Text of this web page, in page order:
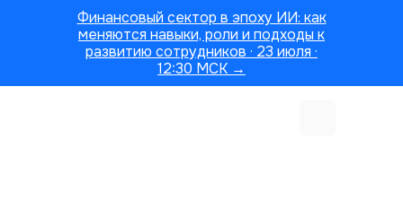
Финансовый сектор в эпоху ИИ: как
меняются навыки, роли и подходы к
развитию сотрудников · 23 июля ·
12:30 МСК →